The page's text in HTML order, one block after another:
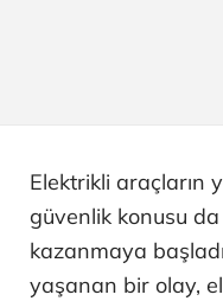
Elektrikli araçların
güvenlik konusu
kazanmaya
yaşanan bir olay,